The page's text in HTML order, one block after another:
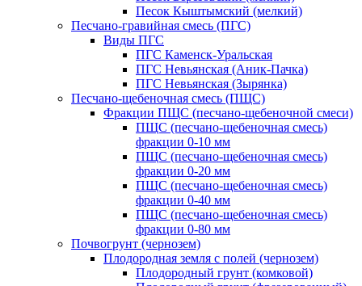
Песок Кыштымский (мелкий)
Песчано-гравийная смесь (ПГС)
Виды ПГС
ПГС Каменск-Уральская
ПГС Невьянская (Аник-Пачка)
ПГС Невьянская (Зырянка)
Песчано-щебеночная смесь (ПЩС)
Фракции ПЩС (песчано-щебеночной смеси)
ПЩС (песчано-щебеночная смесь)
фракции 0-10 мм
ПЩС (песчано-щебеночная смесь)
фракции 0-20 мм
ПЩС (песчано-щебеночная смесь)
фракции 0-40 мм
ПЩС (песчано-щебеночная смесь)
фракции 0-80 мм
Почвогрунт (чернозем)
Плодородная земля с полей (чернозем)
Плодородный грунт (комковой)